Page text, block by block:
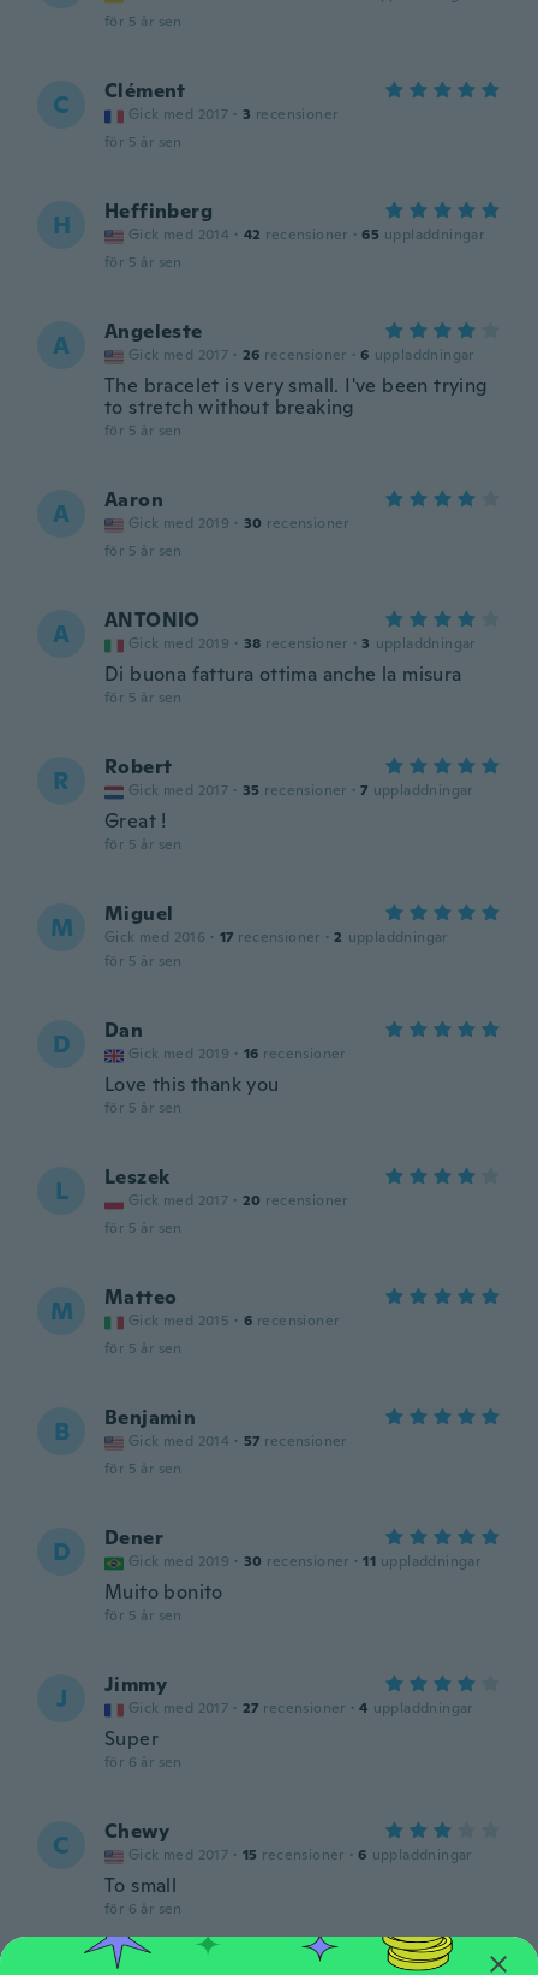
för 5 år sen
C Clément
Gick med 2017 · 3 recensioner
för 5 år sen
H Heffinberg
Gick med 2014 · 42 recensioner · 65 uppladdningar
för 5 år sen
A Angeleste
Gick med 2017 · 26 recensioner · 6 uppladdningar
The bracelet is very small. I've been trying
to stretch without breaking
för 5 år sen
A Aaron
Gick med 2019 · 30 recensioner
för 5 år sen
A ANTONIO
Gick med 2019 · 38 recensioner · 3 uppladdningar
Di buona fattura ottima anche la misura
för 5 år sen
R Robert
Gick med 2017 · 35 recensioner · 7 uppladdningar
Great !
för 5 år sen
M Miguel
Gick med 2016 · 17 recensioner · 2 uppladdningar
för 5 år sen
D Dan
Gick med 2019 · 16 recensioner
Love this thank you
för 5 år sen
L Leszek
Gick med 2017 · 20 recensioner
för 5 år sen
M Matteo
Gick med 2015 · 6 recensioner
för 5 år sen
B Benjamin
Gick med 2014 · 57 recensioner
för 5 år sen
D Dener
Gick med 2019 · 30 recensioner · 11 uppladdningar
Muito bonito
för 5 år sen
J Jimmy
Gick med 2017 · 27 recensioner · 4 uppladdningar
Super
för 6 år sen
C Chewy
Gick med 2017 · 15 recensioner · 6 uppladdningar
To small
för 6 år sen